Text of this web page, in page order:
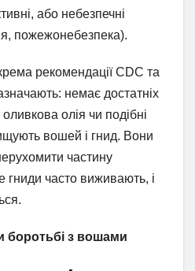
або небезпечні
пожежонебезпека).
рекомендації CDC та
немає достатніх
олія чи подібні
вошей і гнид. Вони
частину
гниди часто виживають, і
боротьбі з вошами